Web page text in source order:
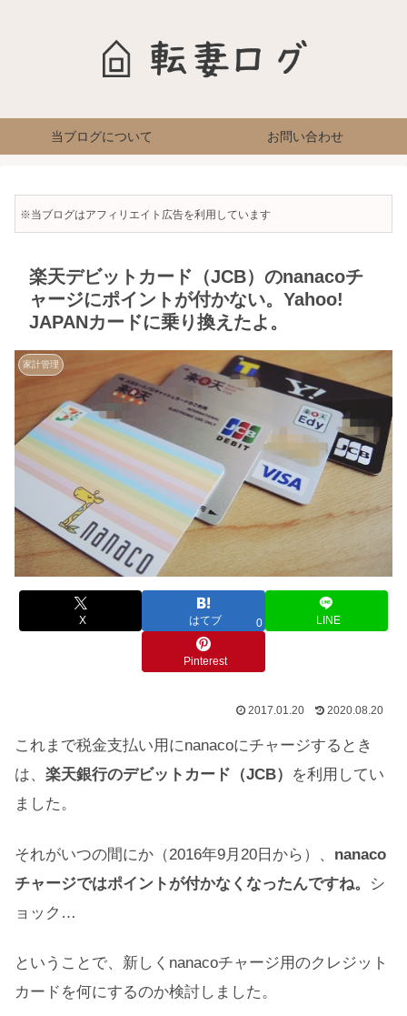
当ブログについて お問い合わせ
※当ブログはアフィリエイト広告を利用しています
楽天デビットカード（JCB）のnanacoチ
ャージにポイントが付かない。Yahoo!
JAPANカードに乗り換えたよ。
家計管理
X はてブ 0 LINE
Pinterest
2017.01.20 2020.08.20
これまで税金支払い用にnanacoにチャージするとき
は、 楽天銀行のデビットカード（JCB）
を利用してい
ました。
それがいつの間にか（2016年9月20日から）、 nanaco
チャージではポイントが付かなくなったんですね。
シ
ョック…
ということで、新しくnanacoチャージ用のクレジット
カードを何にするのか検討しました。